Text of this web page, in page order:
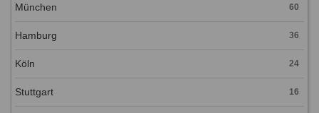
München 60
Hamburg 36
Köln 24
Stuttgart 16